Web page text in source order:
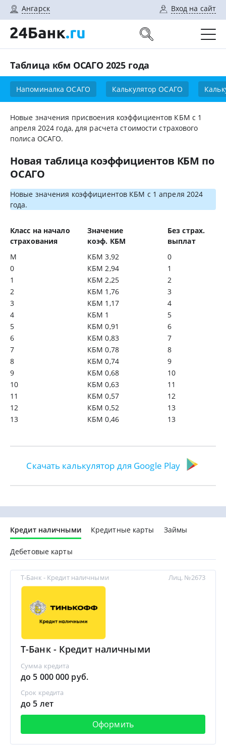
Ангарск Вход на сайт
Таблица кбм ОСАГО 2025 года
Напоминалка ОСАГО Калькулятор ОСАГО
Новые значения присвоения коэффициентов КБМ с 1
апреля 2024 года, для расчета стоимости страхового
полиса ОСАГО.
Новая таблица коэффициентов КБМ по
ОСАГО
Новые значения коэффициентов КБМ с 1 апреля 2024
года.
Класс на начало
страхования
Значение
коэф. КБМ
Без страх.
выплат
М
КБМ 3,92
0
0
КБМ 2,94
1
1
КБМ 2,25
2
2
КБМ 1,76
3
3
КБМ 1,17
4
4
КБМ 1
5
5
КБМ 0,91
6
6
КБМ 0,83
7
7
КБМ 0,78
8
8
КБМ 0,74
9
9
КБМ 0,68
10
10
КБМ 0,63
11
11
КБМ 0,57
12
12
КБМ 0,52
13
13
КБМ 0,46 13
Скачать калькулятор для Google Play
Кредит наличными Кредитные карты Займы
Дебетовые карты
Т-Банк - Кредит наличными
Т-Банк - Кредит наличными
Сумма кредита
до 5 000 000 руб.
Срок кредита
до 5 лет
Оформить
Лиц. №2673